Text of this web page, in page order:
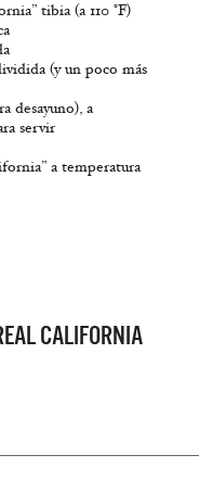
tibia (a 110 °F)
(y un poco más
desayuno), a
servir
a temperatura
CALIFORNIA